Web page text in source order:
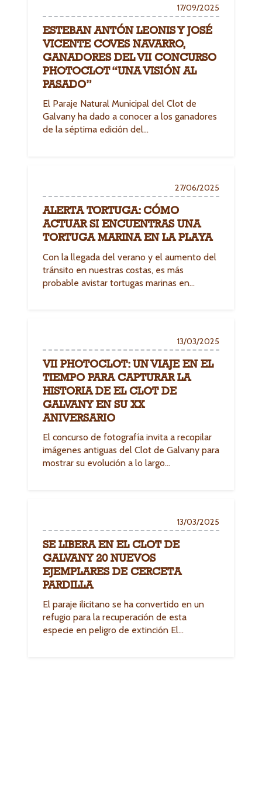
17/09/2025
ESTEBAN ANTÓN LEONIS Y JOSÉ
VICENTE COVES NAVARRO,
GANADORES DEL VII CONCURSO
PHOTOCLOT “UNA VISIÓN AL
PASADO”
El Paraje Natural Municipal del Clot de
Galvany ha dado a conocer a los ganadores
de la séptima edición del…
27/06/2025
ALERTA TORTUGA: CÓMO
ACTUAR SI ENCUENTRAS UNA
TORTUGA MARINA EN LA PLAYA
Con la llegada del verano y el aumento del
tránsito en nuestras costas, es más
probable avistar tortugas marinas en…
13/03/2025
VII PHOTOCLOT: UN VIAJE EN EL
TIEMPO PARA CAPTURAR LA
HISTORIA DE EL CLOT DE
GALVANY EN SU XX
ANIVERSARIO
El concurso de fotografía invita a recopilar
imágenes antiguas del Clot de Galvany para
mostrar su evolución a lo largo…
13/03/2025
SE LIBERA EN EL CLOT DE
GALVANY 20 NUEVOS
EJEMPLARES DE CERCETA
PARDILLA
El paraje ilicitano se ha convertido en un
refugio para la recuperación de esta
especie en peligro de extinción El…